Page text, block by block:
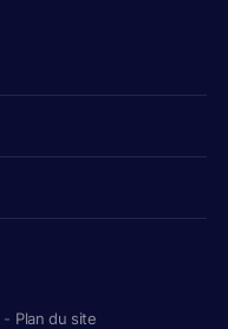
- Plan du site